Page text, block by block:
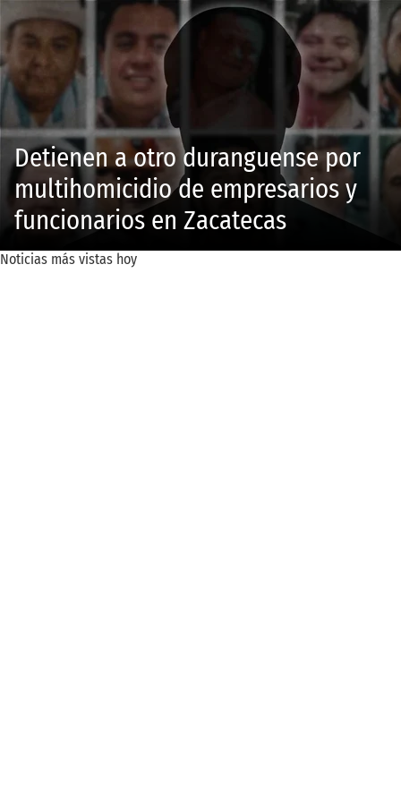
Detienen a otro duranguense por
multihomicidio de empresarios y
funcionarios en Zacatecas
Noticias más vistas hoy